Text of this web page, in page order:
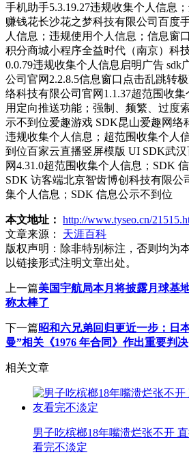
手机助手5.3.19.27违规收集个人信息
赚钱花长沙花之梦科技有限公司百度
人信息；违规使用个人信息；信息窗
积分商城小程序全益时代（南京）科
0.0.79违规收集个人信息启明广告 sdk
公司官网2.2.8.5信息窗口点击乱跳转
络科技有限公司官网1.1.37超范围收
用定向推送功能；强制、频繁、过度
示不到位爱趣游戏 SDK昆山爱趣网络
违规收集个人信息；超范围收集个人
到位百家云直播竖屏模版 UI SDK武
网4.31.0超范围收集个人信息；SDK
SDK 访客端北京智齿博创科技有限公
集个人信息；SDK 信息公示不到位
本文地址： http://www.tyseo.cn/
文章来源：
天涯百科
版权声明： 除非特别标注，否则均为
以链接形式注明文章出处。
上一篇美国宇航局本月将披露月球基
称太棒了
下一篇 昭和六兄弟回归更近一步：日
曼”相关《1976 年合同》作出重要判决
相关文章
男子吃槟榔18年嘴溃烂张不开
看完不淡定